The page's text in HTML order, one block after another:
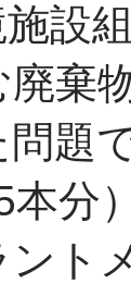
設
棄
題
本分
ト